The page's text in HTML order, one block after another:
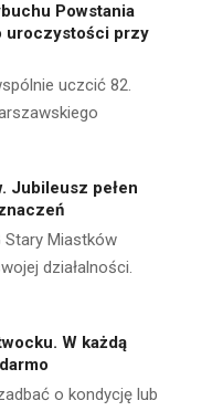
Powstania
uroczystości przy
uczcić 82.
Jubileusz pełen
Stary Miastków
działalności.
W każdą
o kondycję lub